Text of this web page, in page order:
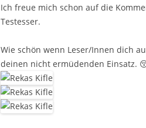
Ich freue mich schon auf die
Testesser.
Wie schön wenn Leser/Innen dich
deinen nicht ermüdenden Einsatz.